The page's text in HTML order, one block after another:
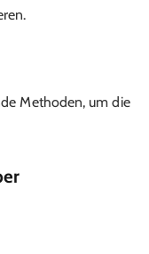
Methoden, um die